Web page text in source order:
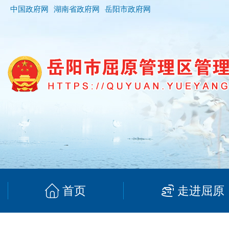
中国政府网 湖南省政府网 岳阳市政府网
首页 走进屈原